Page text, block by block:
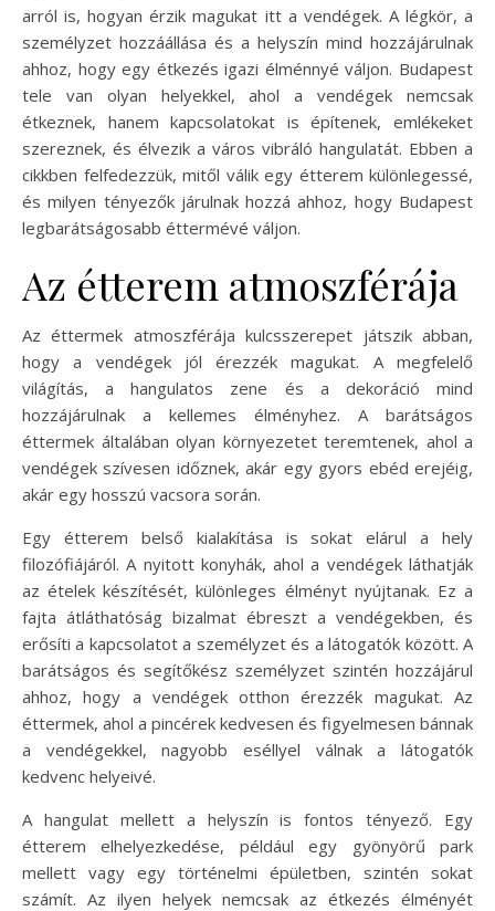
arról is, hogyan érzik magukat itt a vendégek. A légkör, a
személyzet hozzáállása és a helyszín mind hozzájárulnak
ahhoz, hogy egy étkezés igazi élménnyé váljon. Budapest
tele van olyan helyekkel, ahol a vendégek nemcsak
étkeznek, hanem kapcsolatokat is építenek, emlékeket
szereznek, és élvezik a város vibráló hangulatát. Ebben a
cikkben felfedezzük, mitől válik egy étterem különlegessé,
és milyen tényezők járulnak hozzá ahhoz, hogy Budapest
legbarátságosabb éttermévé váljon.
Az étterem atmoszférája
Az éttermek atmoszférája kulcsszerepet játszik abban,
hogy a vendégek jól érezzék magukat. A megfelelő
világítás, a hangulatos zene és a dekoráció mind
hozzájárulnak a kellemes élményhez. A barátságos
éttermek általában olyan környezetet teremtenek, ahol a
vendégek szívesen időznek, akár egy gyors ebéd erejéig,
akár egy hosszú vacsora során.
Egy étterem belső kialakítása is sokat elárul a hely
filozófiájáról. A nyitott konyhák, ahol a vendégek láthatják
az ételek készítését, különleges élményt nyújtanak. Ez a
fajta átláthatóság bizalmat ébreszt a vendégekben, és
erősíti a kapcsolatot a személyzet és a látogatók között. A
barátságos és segítőkész személyzet szintén hozzájárul
ahhoz, hogy a vendégek otthon érezzék magukat. Az
éttermek, ahol a pincérek kedvesen és figyelmesen bánnak
a vendégekkel, nagyobb eséllyel válnak a látogatók
kedvenc helyeivé.
A hangulat mellett a helyszín is fontos tényező. Egy
étterem elhelyezkedése, például egy gyönyörű park
mellett vagy egy történelmi épületben, szintén sokat
számít. Az ilyen helyek nemcsak az étkezés élményét